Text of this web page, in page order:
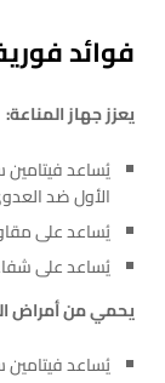
فوائد
يعزز جهاز المناعة:
يُساعد فيتامين
الأول ضد
يُساعد على
يُساعد على
يحمي من أمراض
يُساعد